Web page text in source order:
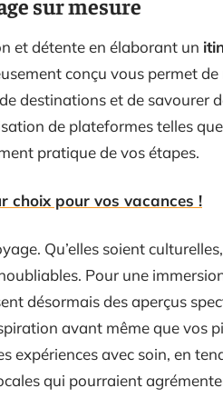
sur mesure
et détente en élaborant un
conçu vous permet
destinations et de savourer
de plateformes telles
pratique de vos étapes.
choix pour vos vacances !
Qu’elles soient
Pour une
désormais des aperçus
avant même que vos
expériences avec soin, en
qui pourraient